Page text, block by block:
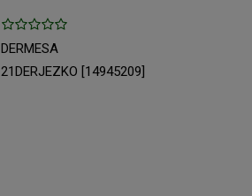
DERMESA
21DERJEZKO [14945209]